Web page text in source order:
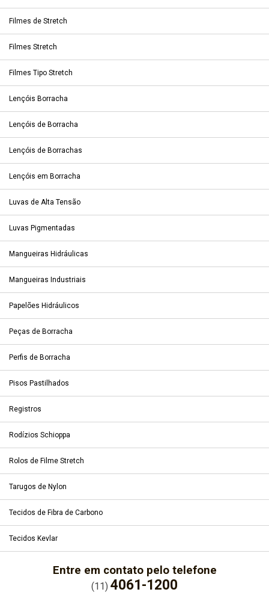
Filmes de Stretch
Filmes Stretch
Filmes Tipo Stretch
Lençóis Borracha
Lençóis de Borracha
Lençóis de Borrachas
Lençóis em Borracha
Luvas de Alta Tensão
Luvas Pigmentadas
Mangueiras Hidráulicas
Mangueiras Industriais
Papelões Hidráulicos
Peças de Borracha
Perfis de Borracha
Pisos Pastilhados
Registros
Rodízios Schioppa
Rolos de Filme Stretch
Tarugos de Nylon
Tecidos de Fibra de Carbono
Tecidos Kevlar
Entre em contato pelo telefone
(11) 4061-1200